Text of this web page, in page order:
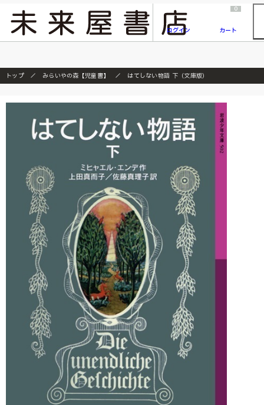
『ONE PIECE magazine 021 ONE PIECEカード付き同梱版』発売延期のご案内
ログイン
0
カート
トップ みらいやの森【児童書】 はてしない物語 下（文庫版）